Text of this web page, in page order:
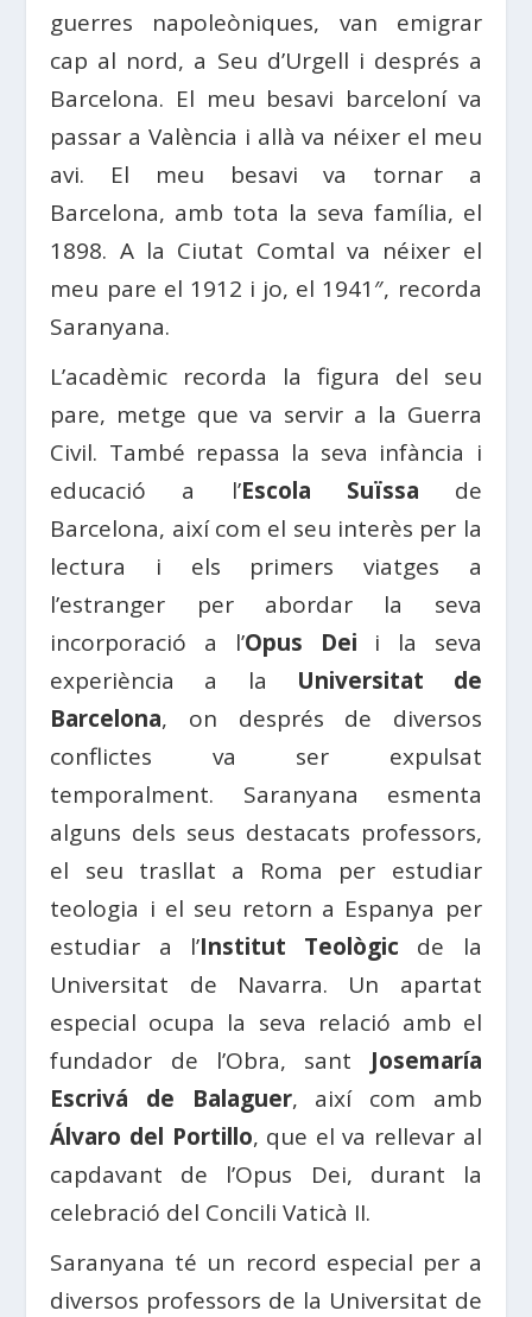
guerres napoleòniques, van emigrar
cap al nord, a Seu d’Urgell i després a
Barcelona. El meu besavi barceloní va
passar a València i allà va néixer el meu
avi. El meu besavi va tornar a
Barcelona, amb tota la seva família, el
1898. A la Ciutat Comtal va néixer el
meu pare el 1912 i jo, el 1941″, recorda
Saranyana.
L’acadèmic recorda la figura del seu
pare, metge que va servir a la Guerra
Civil. També repassa la seva infància i
educació a l’Escola Suïssa de
Barcelona, així com el seu interès per la
lectura i els primers viatges a
l’estranger per abordar la seva
incorporació a l’Opus Dei i la seva
experiència a la Universitat de
Barcelona, on després de diversos
conflictes va ser expulsat
temporalment. Saranyana esmenta
alguns dels seus destacats professors,
el seu trasllat a Roma per estudiar
teologia i el seu retorn a Espanya per
estudiar a l’Institut Teològic de la
Universitat de Navarra. Un apartat
especial ocupa la seva relació amb el
fundador de l’Obra, sant Josemaría
Escrivá de Balaguer, així com amb
Álvaro del Portillo, que el va rellevar al
capdavant de l’Opus Dei, durant la
celebració del Concili Vaticà II.
Saranyana té un record especial per a
diversos professors de la Universitat de